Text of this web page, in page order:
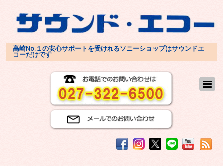
高崎No.１の安心サポートを受けれるソニーショップはサウンドエ
コーだけです